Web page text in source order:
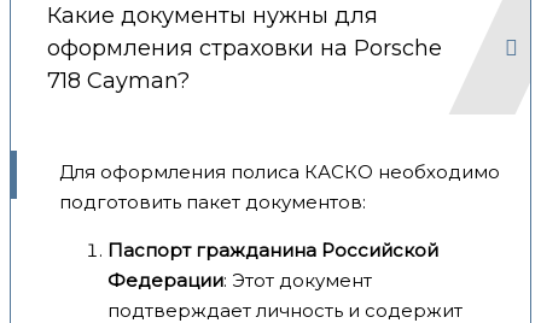
Какие документы нужны для
оформления страховки на Porsche
718 Cayman?
Для оформления полиса КАСКО необходимо
подготовить пакет документов:
Паспорт гражданина Российской
Федерации: Этот документ
подтверждает личность и содержит